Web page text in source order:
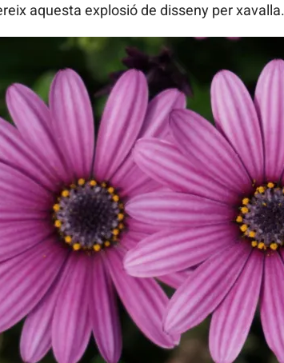
aquesta explosió de disseny per xavalla.